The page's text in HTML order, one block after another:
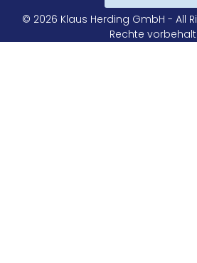
© 2026 Klaus Herding GmbH - All
Rechte